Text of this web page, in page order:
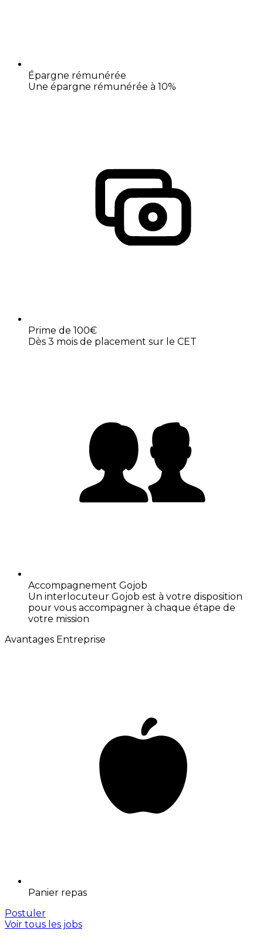
Épargne rémunérée
Une épargne rémunérée à 10%
Prime de 100€
Dès 3 mois de placement sur le CET
Accompagnement Gojob
Un interlocuteur Gojob est à votre disposition
pour vous accompagner à chaque étape de
votre mission
Avantages Entreprise
Panier repas
Postuler
Voir tous les jobs